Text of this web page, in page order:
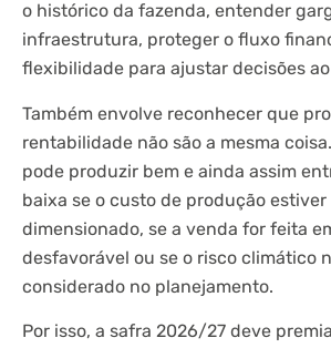
o histórico da fazenda, entender
infraestrutura, proteger o fluxo
flexibilidade para ajustar decisões
Também envolve reconhecer que
rentabilidade não são a mesma
pode produzir bem e ainda assim
baixa se o custo de produção estiver
dimensionado, se a venda for feita
desfavorável ou se o risco climático
considerado no planejamento.
Por isso, a safra 2026/27 deve